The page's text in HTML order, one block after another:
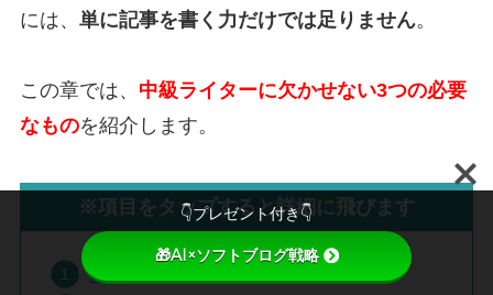
には、 単に記事を書く力だけでは足りません。
この章では、 中級ライターに欠かせない3つの必要
なものを紹介します。
※項目をタップすると詳細に飛びます
ポートフォリオ
👇プレゼント付き👇
🎁AI×ソフトブログ戦略